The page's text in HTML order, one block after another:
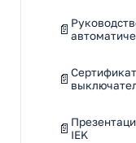
IEK